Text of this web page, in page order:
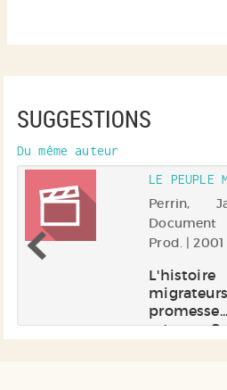
SUGGESTIONS
Du même auteur
LE PEUPLE
Perrin,
Prod. | 2001
retour.